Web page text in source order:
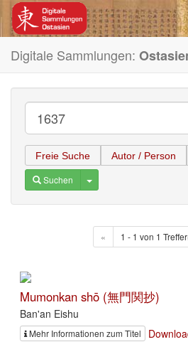
Digitale Sammlungen:
Freie Suche Autor / Person
Suchen Toggle Dropdown
« 1 - 1 von 1
Mumonkan shō (無門関抄)
Ban'an Eishu
Mehr Informationen zum Titel